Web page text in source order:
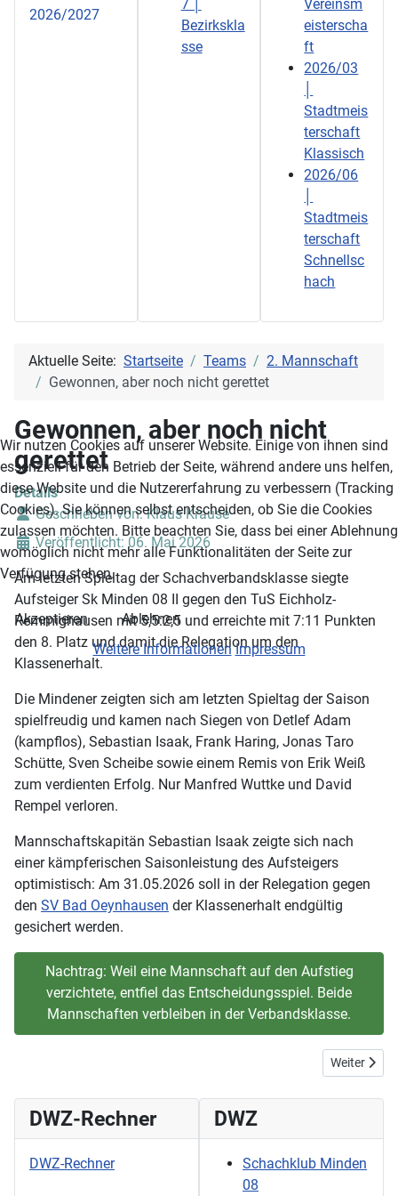
2026/2027
7 │
Bezirkskla
sse
Vereinsm
eisterscha
ft
2026/03
Stadtmeis
terschaft
Klassisch
2026/06
Stadtmeis
terschaft
Schnellsc
hach
Aktuelle Seite: Startseite Teams
2. Mannschaft
Gewonnen, aber noch nicht gerettet
Gewonnen, aber noch nicht
gerettet
Details
Geschrieben von:Klaus Krause
Veröffentlicht: 06. Mai 2026
Am letzten Spieltag der Schachverbandsklasse siegte
Aufsteiger Sk Minden 08 II gegen den TuS Eichholz-
Remmighausen mit 5,5:2,5 und erreichte mit 7:11 Punkten
den 8. Platz und damit die Relegation um den
Klassenerhalt.
Die Mindener zeigten sich am letzten Spieltag der Saison
spielfreudig und kamen nach Siegen von Detlef Adam
(kampflos), Sebastian Isaak, Frank Haring, Jonas Taro
Schütte, Sven Scheibe sowie einem Remis von Erik Weiß
zum verdienten Erfolg. Nur Manfred Wuttke und David
Rempel verloren.
Mannschaftskapitän Sebastian Isaak zeigte sich nach
einer kämpferischen Saisonleistung des Aufsteigers
optimistisch: Am 31.05.2026 soll in der Relegation gegen
den SV Bad Oeynhausen der Klassenerhalt endgültig
gesichert werden.
Nachtrag: Weil eine Mannschaft auf den Aufstieg
verzichtete, entfiel das Entscheidungsspiel. Beide
Mannschaften verbleiben in der Verbandsklasse.
Nächster
Weiter
DWZ-Rechner
DWZ-Rechner
DWZ
Schachklub Minden
08
Wir nutzen Cookies auf unserer Website. Einige von ihnen sind
essenziell für den Betrieb der Seite, während andere uns helfen,
diese Website und die Nutzererfahrung zu verbessern (Tracking
Cookies). Sie können selbst entscheiden, ob Sie die Cookies
zulassen möchten. Bitte beachten Sie, dass bei einer Ablehnung
womöglich nicht mehr alle Funktionalitäten der Seite zur
Verfügung stehen.
Akzeptieren
Ablehnen
Weitere Informationen Impressum